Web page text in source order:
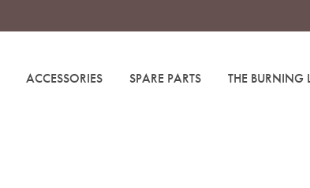
ACCESSORIES SPARE PARTS THE BURNING